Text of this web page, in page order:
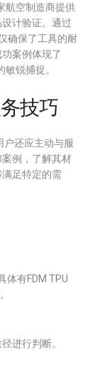
航空制造商提供
计验证。通过
确保了工具的耐
案例体现了
锐捕捉。
技巧
户还应主动与服
例，了解其材
足特定的需
体有FDM TPU
进行判断。